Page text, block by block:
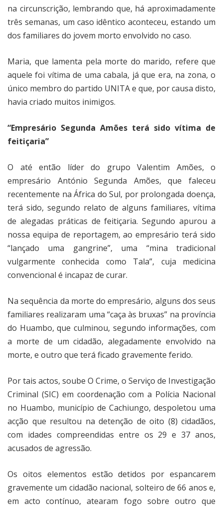
na circunscrição, lembrando que, há aproximadamente
três semanas, um caso idêntico aconteceu, estando um
dos familiares do jovem morto envolvido no caso.
Maria, que lamenta pela morte do marido, refere que
aquele foi vítima de uma cabala, já que era, na zona, o
único membro do partido UNITA e que, por causa disto,
havia criado muitos inimigos.
“Empresário Segunda Amões terá sido vítima de
feitiçaria”
O até então líder do grupo Valentim Amões, o
empresário António Segunda Amões, que faleceu
recentemente na África do Sul, por prolongada doença,
terá sido, segundo relato de alguns familiares, vítima
de alegadas práticas de feitiçaria. Segundo apurou a
nossa equipa de reportagem, ao empresário terá sido
“lançado uma gangrine”, uma “mina tradicional
vulgarmente conhecida como Tala”, cuja medicina
convencional é incapaz de curar.
Na sequência da morte do empresário, alguns dos seus
familiares realizaram uma “caça às bruxas” na província
do Huambo, que culminou, segundo informações, com
a morte de um cidadão, alegadamente envolvido na
morte, e outro que terá ficado gravemente ferido.
Por tais actos, soube O Crime, o Serviço de Investigação
Criminal (SIC) em coordenação com a Polícia Nacional
no Huambo, município de Cachiungo, despoletou uma
acção que resultou na detenção de oito (8) cidadãos,
com idades compreendidas entre os 29 e 37 anos,
acusados de agressão.
Os oitos elementos estão detidos por espancarem
gravemente um cidadão nacional, solteiro de 66 anos e,
em acto contínuo, atearam fogo sobre outro que